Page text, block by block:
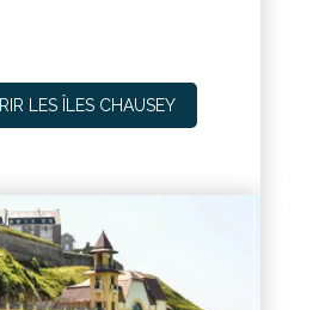
LES ÎLES CHAUSEY